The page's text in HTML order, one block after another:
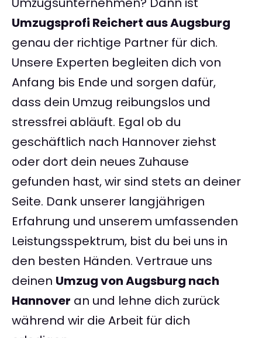
Umzugsprofi Reichert aus Augsburg
genau der richtige Partner für dich.
Unsere Experten begleiten dich von
Anfang bis Ende und sorgen dafür,
dass dein Umzug reibungslos und
stressfrei abläuft. Egal ob du
geschäftlich nach Hannover ziehst
oder dort dein neues Zuhause
gefunden hast, wir sind stets an deiner
Seite. Dank unserer langjährigen
Erfahrung und unserem umfassenden
Leistungsspektrum, bist du bei uns in
den besten Händen. Vertraue uns
deinen Umzug von Augsburg nach
Hannover an und lehne dich zurück
während wir die Arbeit für dich